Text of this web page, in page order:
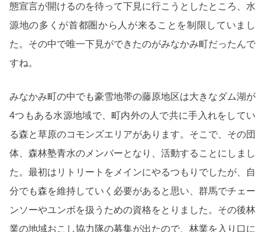
態宣言が開けるのを待って下見に行こうとしたところ、水
源地の多くが首都圏から人が来ることを制限していまし
た。その中で唯一下見ができたのがみなかみ町だったんで
すね。
みなかみ町の中でも豪雪地帯の藤原地区は大きなダム湖が
4つもある水源地域で、町内外の人で共に手入れをしてい
る森と草原のコモンズエリアがあります。そこで、その団
体、森林塾青水のメンバーとなり、活動することにしまし
た。最初はリトリートをメインにやるつもりでしたが、自
分でも森を維持していく必要があると思い、群馬でチェー
ンソーやユンボを扱うための資格をとりました。その後林
業の地域おこし協力隊の募集が出たので、林業を入り口に